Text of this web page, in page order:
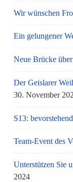
Wir wünschen
Ein gelungener
Neue Brücke
Der Geislarer
30. November
S13:
Team-Event des
Unterstützen Sie
2024